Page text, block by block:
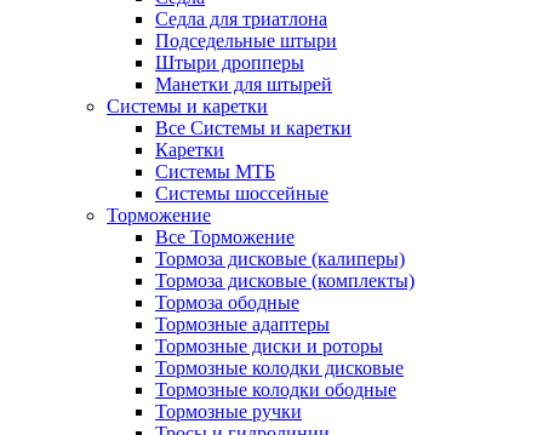
Седла для триатлона
Подседельные штыри
Штыри дропперы
Манетки для штырей
Системы и каретки
Все Системы и каретки
Каретки
Системы МТБ
Системы шоссейные
Торможение
Все Торможение
Тормоза дисковые (калиперы)
Тормоза дисковые (комплекты)
Тормоза ободные
Тормозные адаптеры
Тормозные диски и роторы
Тормозные колодки дисковые
Тормозные колодки ободные
Тормозные ручки